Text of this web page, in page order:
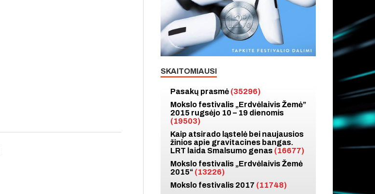
SKAITOMIAUSI
Pasakų prasmė (35296)
Mokslo festivalis „Erdvėlaivis Žemė”
2015 rugsėjo 10 – 19 dienomis
(19503)
Kaip atsirado ląstelė bei naujausios
žinios apie gravitacines bangas.
LRT laida Smalsumo genas (16677)
Mokslo festivalis „Erdvėlaivis Žemė
2015“ (13226)
Mokslo festivalis 2017 (11748)